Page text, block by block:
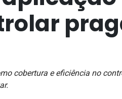
cobertura e eficiência no